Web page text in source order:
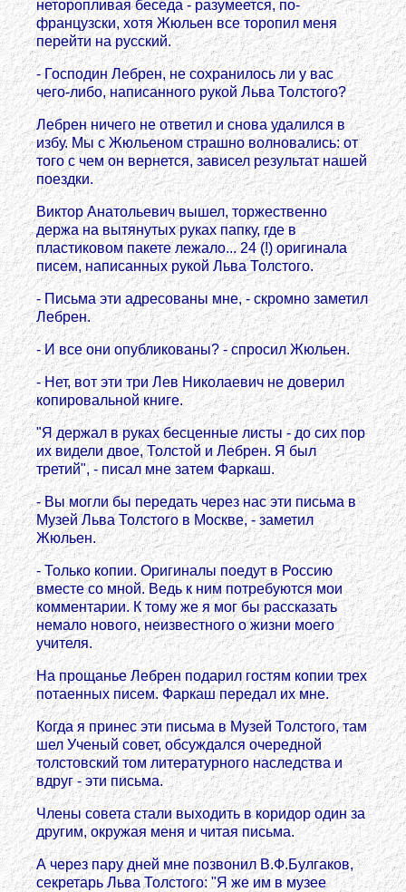
неторопливая беседа - разумеется, по-
французски, хотя Жюльен все торопил меня
перейти на русский.
- Господин Лебрен, не сохранилось ли у вас
чего-либо, написанного рукой Льва Толстого?
Лебрен ничего не ответил и снова удалился в
избу. Мы с Жюльеном страшно волновались: от
того с чем он вернется, зависел результат нашей
поездки.
Виктoр Анатольевич вышел, торжественно
держа на вытянутых руках папку, где в
пластиковом пакете лежало... 24 (!) оригинала
писем, написанных рукой Льва Толстого.
- Письма эти адресованы мне, - скромно заметил
Лебрен.
- И все они опубликованы? - спросил Жюльен.
- Нет, вот эти три Лев Николаевич не доверил
копировальной книге.
"Я держал в руках бесценные листы - до сих пор
их видели двое, Толстой и Лебрен. Я был
третий", - писал мне затем Фаркаш.
- Вы могли бы передать через нас эти письма в
Музей Льва Толстого в Москве, - заметил
Жюльен.
- Только копии. Оригиналы поедут в Россию
вместе со мной. Ведь к ним потребуются мои
комментарии. К тому же я мог бы рассказать
немало нового, неизвестного о жизни моего
учителя.
На прощанье Лебрен подарил гостям копии трех
потаенных писем. Фаркаш передал их мне.
Когда я принес эти письма в Музей Толстого, там
шел Ученый совет, обсуждался очередной
толстовский том литературного наследства и
вдруг - эти письма.
Члены совета стали выходить в коридор один за
другим, окружая меня и читая письма.
А через пару дней мне позвонил В.Ф.Булгаков,
секретарь Льва Толстого: "Я же им в музее